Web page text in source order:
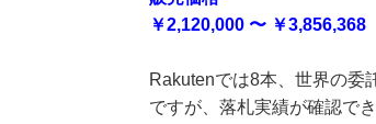
￥2,120,000 〜 ￥3,856,368
Rakutenでは8本、世界の委
ですが、落札実績が確認で